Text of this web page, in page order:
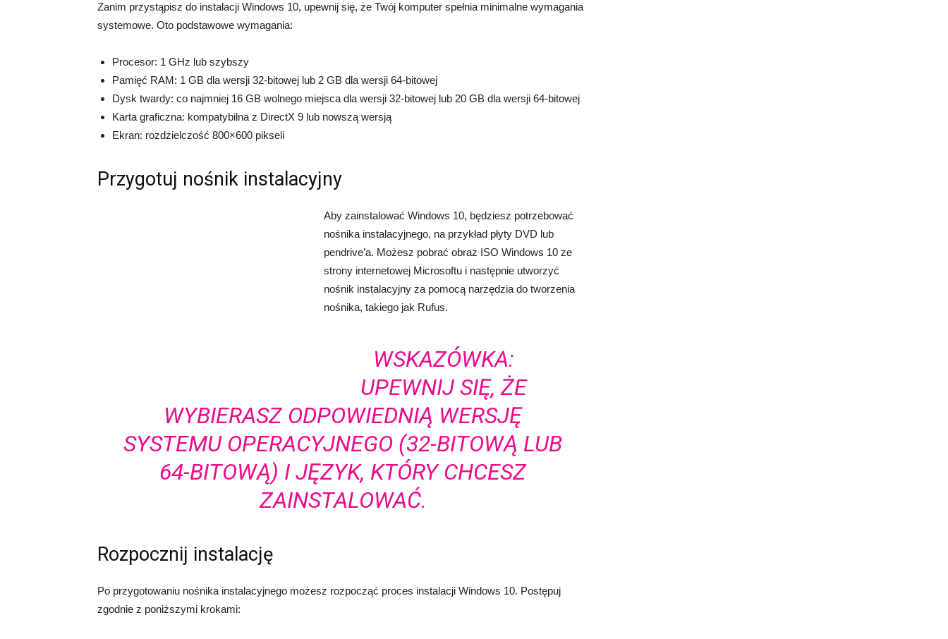
Zanim przystąpisz do instalacji Windows 10, upewnij się, że Twój komputer spełnia minimalne wymagania
systemowe. Oto podstawowe wymagania:
Procesor: 1 GHz lub szybszy
Pamięć RAM: 1 GB dla wersji 32-bitowej lub 2 GB dla wersji 64-bitowej
Dysk twardy: co najmniej 16 GB wolnego miejsca dla wersji 32-bitowej lub 20 GB dla wersji 64-bitowej
Karta graficzna: kompatybilna z DirectX 9 lub nowszą wersją
Ekran: rozdzielczość 800×600 pikseli
Przygotuj nośnik instalacyjny
Aby zainstalować Windows 10, będziesz potrzebować
nośnika instalacyjnego, na przykład płyty DVD lub
pendrive’a. Możesz pobrać obraz ISO Windows 10 ze
strony internetowej Microsoftu i następnie utworzyć
nośnik instalacyjny za pomocą narzędzia do tworzenia
nośnika, takiego jak Rufus.
WSKAZÓWKA:
UPEWNIJ SIĘ, ŻE
WYBIERASZ ODPOWIEDNIĄ WERSJĘ
SYSTEMU OPERACYJNEGO (32-BITOWĄ LUB
64-BITOWĄ) I JĘZYK, KTÓRY CHCESZ
ZAINSTALOWAĆ.
Rozpocznij instalację
Po przygotowaniu nośnika instalacyjnego możesz rozpocząć proces instalacji Windows 10. Postępuj
zgodnie z poniższymi krokami: